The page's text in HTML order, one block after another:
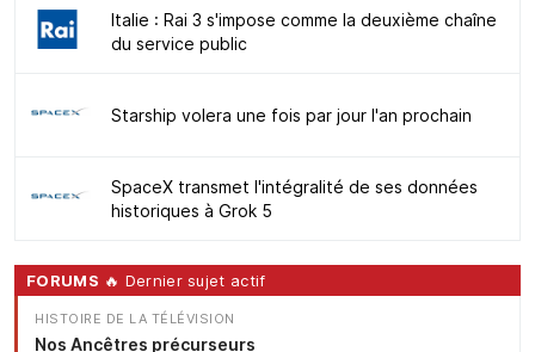
Italie : Rai 3 s'impose comme la deuxième chaîne
du service public
Starship volera une fois par jour l'an prochain
SpaceX transmet l'intégralité de ses données
historiques à Grok 5
FORUMS 🔥 Dernier sujet actif
HISTOIRE DE LA TÉLÉVISION
Nos Ancêtres précurseurs